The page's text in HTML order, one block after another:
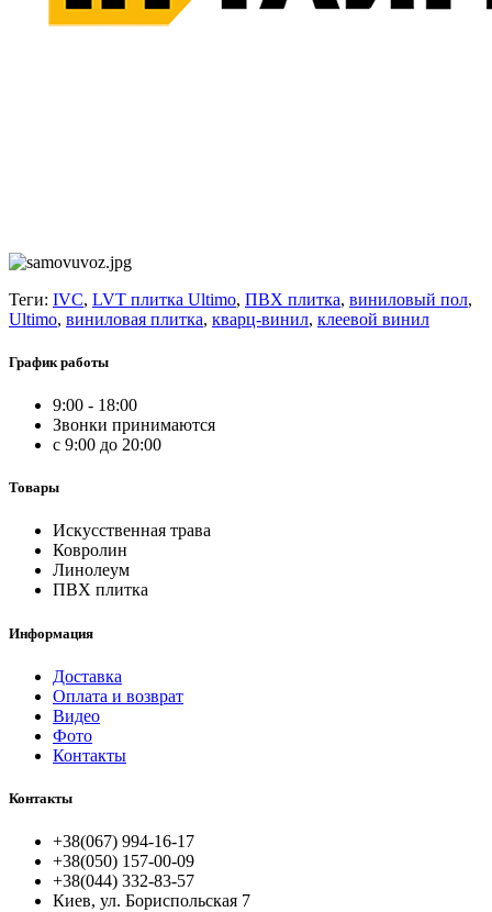
Теги: IVC, LVT плитка Ultimo, ПВХ плитка, виниловый пол,
Ultimo, виниловая плитка, кварц-винил, клеевой винил
График работы
9:00 - 18:00
Звонки принимаются
с 9:00 до 20:00
Товары
Искусственная трава
Ковролин
Линолеум
ПВХ плитка
Информация
Доставка
Оплата и возврат
Видео
Фото
Контакты
Контакты
+38(067) 994-16-17
+38(050) 157-00-09
+38(044) 332-83-57
Киев, ул. Бориспольская 7